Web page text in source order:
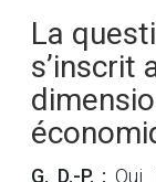
La
s’inscrit
G. D.-P. : Oui.